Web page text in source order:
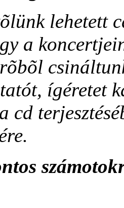
lehetett
a
ígéretet
cd